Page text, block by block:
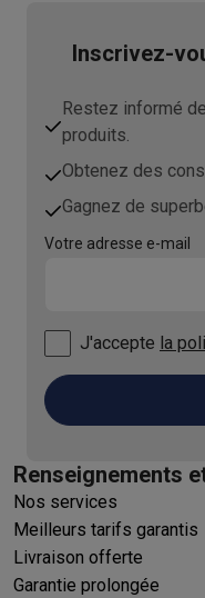
Inscrivez-
Restez informé
produits.
Obtenez des
Gagnez de
Votre adresse e-mail
J'accepte la
Renseignements
Nos services
Meilleurs tarifs garantis
Livraison offerte
Garantie prolongée